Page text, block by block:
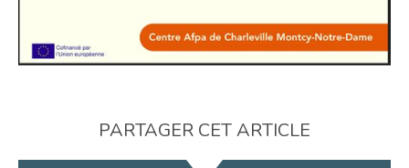
PARTAGER CET ARTICLE